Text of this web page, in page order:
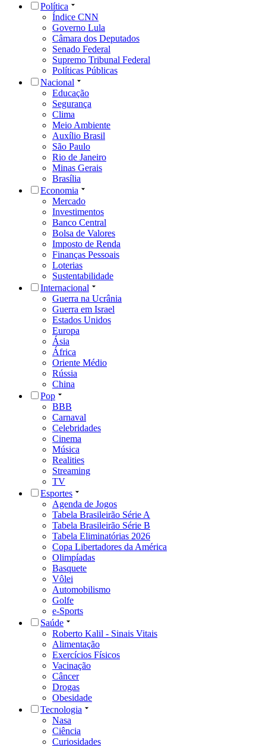
Política
Índice CNN
Governo Lula
Câmara dos Deputados
Senado Federal
Supremo Tribunal Federal
Políticas Públicas
Nacional
Educação
Segurança
Clima
Meio Ambiente
Auxílio Brasil
São Paulo
Rio de Janeiro
Minas Gerais
Brasília
Economia
Mercado
Investimentos
Banco Central
Bolsa de Valores
Imposto de Renda
Finanças Pessoais
Loterias
Sustentabilidade
Internacional
Guerra na Ucrânia
Guerra em Israel
Estados Unidos
Europa
Ásia
África
Oriente Médio
Rússia
China
Pop
BBB
Carnaval
Celebridades
Cinema
Música
Realities
Streaming
TV
Esportes
Agenda de Jogos
Tabela Brasileirão Série A
Tabela Brasileirão Série B
Tabela Eliminatórias 2026
Copa Libertadores da América
Olimpíadas
Basquete
Vôlei
Automobilismo
Golfe
e-Sports
Saúde
Roberto Kalil - Sinais Vitais
Alimentação
Exercícios Físicos
Vacinação
Câncer
Drogas
Obesidade
Tecnologia
Nasa
Ciência
Curiosidades